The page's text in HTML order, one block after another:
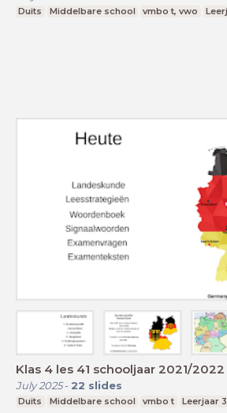
Duits Middelbare school vmbo t, vwo
Klas 4 les 41 schooljaar 2021/2022
July 2025- 22 slides
Duits Middelbare school vmbo t Leerjaar 3